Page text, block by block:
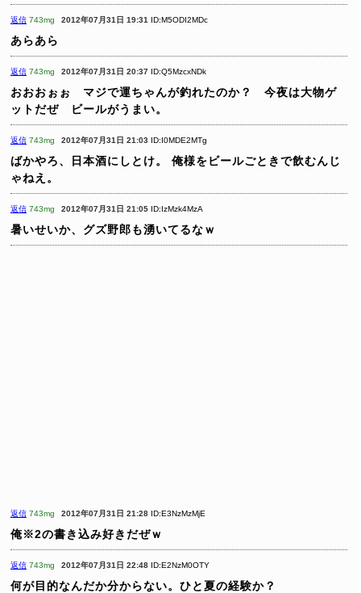
返信 743mg 2012年07月31日 19:31 ID:M5ODI2MDc
あらあら
返信 743mg 2012年07月31日 20:37 ID:Q5MzcxNDk
おおおぉぉ
マジで運ちゃんが釣れたのか？ 今夜は大物ゲ
ットだぜ ビールがうまい。
返信 743mg 2012年07月31日 21:03 ID:I0MDE2MTg
ばかやろ、日本酒にしとけ。
俺様をビールごときで飲むんじ
ゃねえ。
返信 743mg 2012年07月31日 21:05 ID:IzMzk4MzA
暑いせいか、グズ野郎も湧いてるなｗ
返信 743mg 2012年07月31日 21:28 ID:E3NzMzMjE
俺※2の書き込み好きだぜｗ
返信 743mg 2012年07月31日 22:48 ID:E2NzM0OTY
何が目的なんだか分からない。ひと夏の経験か？